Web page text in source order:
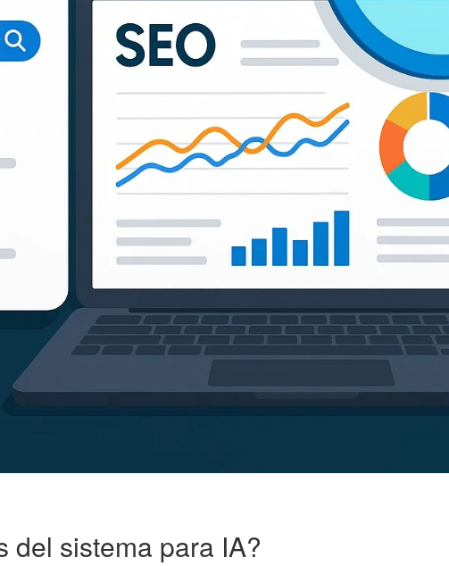
del sistema para IA?